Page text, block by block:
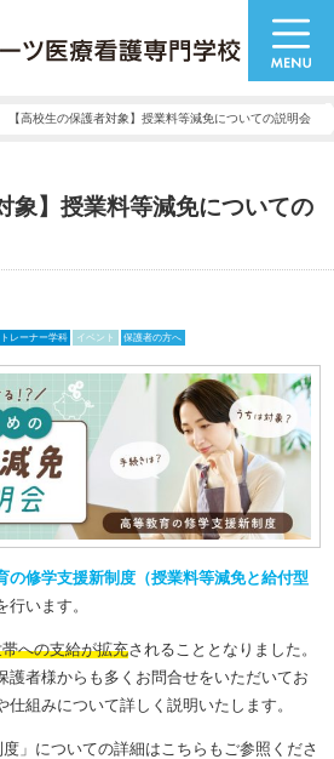
【高校生の保護者対象】授業料等減免についての説明会
象】授業料等減免についての
レーナー学科 イベント 保護者の方へ
の修学支援新制度（授業料等減免と給付型
行います。
への支給が拡充されることとなりました。
護者様からも多くお問合せをいただいてお
組みについて詳しく説明いたします。
」についての詳細はこちらもご参照くださ